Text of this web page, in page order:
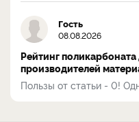
Гость
08.08.2026
Рейтинг
производителей
Пользы от статьи - 0!